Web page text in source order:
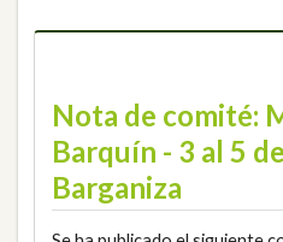
Nota de comité:
Barquín - 3 al 5
Barganiza